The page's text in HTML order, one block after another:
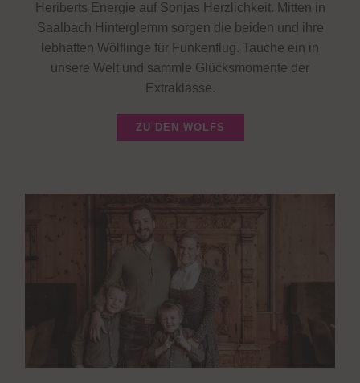
Heriberts Energie auf Sonjas Herzlichkeit. Mitten in
Saalbach Hinterglemm sorgen die beiden und ihre
lebhaften Wölflinge für Funkenflug. Tauche ein in
unsere Welt und sammle Glücksmomente der
Extraklasse.
ZU DEN WOLFS